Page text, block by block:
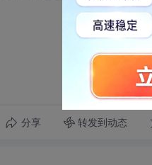
分享 转发到动态